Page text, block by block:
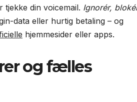
din voicemail. Ignorér,
data eller hurtig betaling – og
hjemmesider eller apps.
og fælles